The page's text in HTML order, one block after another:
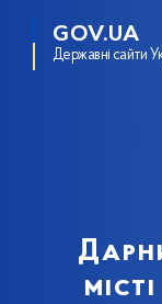
GOV.UA
Державні сайти